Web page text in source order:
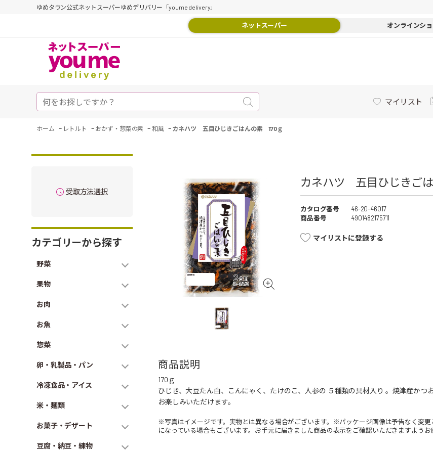
ゆめタウン公式ネットスーパーゆめデリバリー「youme delivery」
ネットスーパー オンラインシ
マイリスト
ホーム - レトルト - おかず・惣菜の素 - 和風 - カネハツ 五目ひじきごはんの素 170ｇ
受取方法選択
カテゴリーから探す
野菜
果物
お肉
お魚
惣菜
卵・乳製品・パン
冷凍食品・アイス
米・麺類
お菓子・デザート
豆腐・納豆・練物
カネハツ 五目ひじきご
カタログ番号
46-20-46017
商品番号
4901482175711
マイリストに登録する
商品説明
170ｇ
ひじき、大豆たん白、こんにゃく、たけのこ、人参の ５種類の具材入り 。焼津産か
お楽しみいただけます。
※写真はイメージです。実物とは異なる場合がございます。※パッケージ画像は予告なく変
になっている場合もございます。お手元に届きました商品の表示をご確認いただきますようお